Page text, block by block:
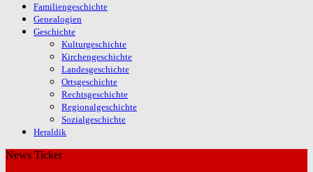
Familiengeschichte
Genealogien
Geschichte
Kulturgeschichte
Kirchengeschichte
Landesgeschichte
Ortsgeschichte
Rechtsgeschichte
Regionalgeschichte
Sozialgeschichte
Heraldik
News Ticker